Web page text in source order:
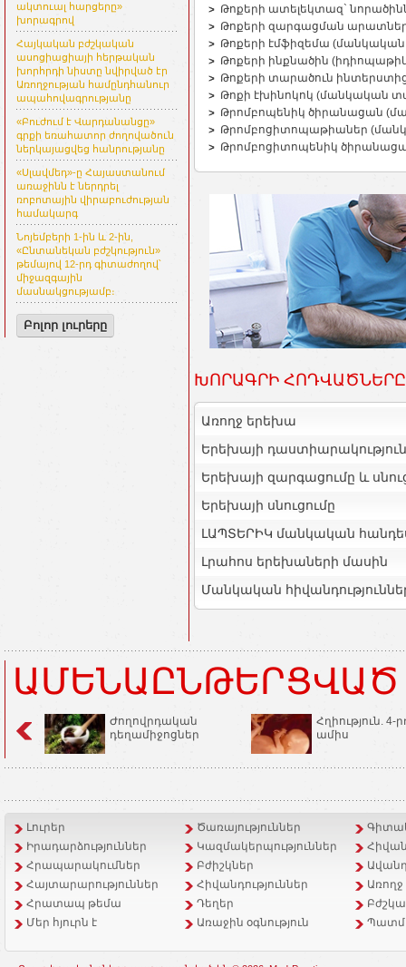
ակտուալ հարցերը»
խորագրով
Հայկական բժշկական
ասոցիացիայի հերթական
խորհրդի նիստը նվիրված էր
Առողջության համընդհանուր
ապահովագրությանը
«Բուժում է Վարդանանցը»
գրքի եռահատոր ժողովածուն
ներկայացվեց հանրությանը
«Սլավմեդ»-ը Հայաստանում
առաջինն է ներդրել
ռոբոտային վիրաբուժության
համակարգ
Նոյեմբերի 1-ին և 2-ին,
«Ընտանեկան բժշկություն»
թեմայով 12-րդ գիտաժողով՝
միջազգային
մասնակցությամբ։
Բոլոր լուրերը
Թոքերի ատելեկտազ`
Թոքերի զարգացման
Թոքերի էմֆիզեմա
Թոքերի ինքնածին
Թոքերի տարածուն
Թոքի էխինոկոկ (մանկական
Թրոմբոպենիկ ծիրանացան
Թրոմբոցիտոպաթիաներ
Թրոմբոցիտոպենիկ
ԽՈՐԱԳՐԻ ՀՈԴՎԱԾՆԵՐԸ
Առողջ երեխա
Երեխայի
Երեխայի զարգացումը և
Երեխայի սնուցումը
ԼԱՊՏԵՐԻԿ մանկական
Լրահոս երեխաների մասին
Մանկական
Ժողովրդական
դեղամիջոցներ
Հղիություն. 4-
ամիս
Լուրեր Ծառայություններ
Իրադարձություններ
Կազմակերպություններ
Հրապարակումներ
Բժիշկներ
Հայտարարություններ
Հիվանդություններ
Հրատապ թեմա
Դեղեր
Մեր հյուրն է
Առաջին օգնություն